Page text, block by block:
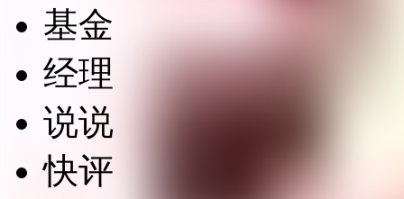
基金
经理
说说
快评